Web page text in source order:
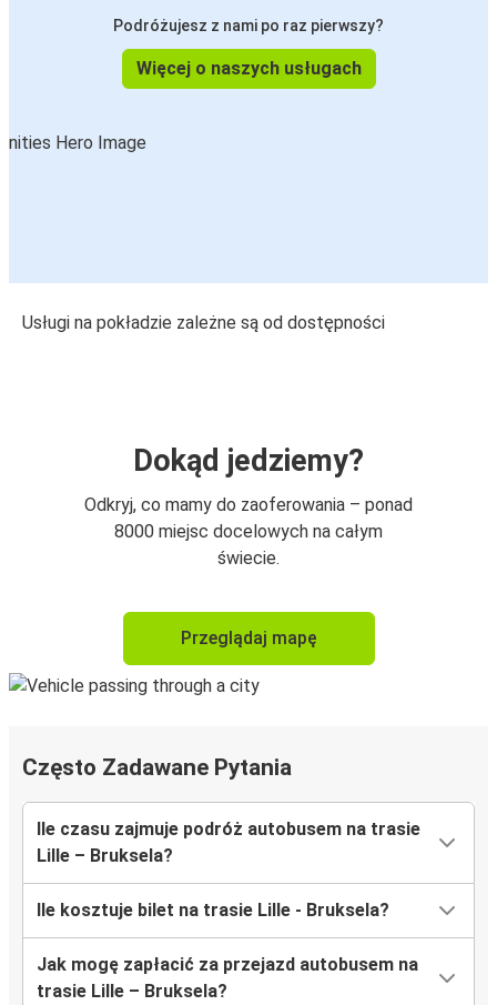
Podróżujesz z nami po raz pierwszy?
Więcej o naszych usługach
Usługi na pokładzie zależne są od dostępności
Dokąd jedziemy?
Odkryj, co mamy do zaoferowania – ponad
8000 miejsc docelowych na całym
świecie.
Przeglądaj mapę
Często Zadawane Pytania
Ile czasu zajmuje podróż autobusem na trasie
Lille – Bruksela?
Ile kosztuje bilet na trasie Lille - Bruksela?
Jak mogę zapłacić za przejazd autobusem na
trasie Lille – Bruksela?